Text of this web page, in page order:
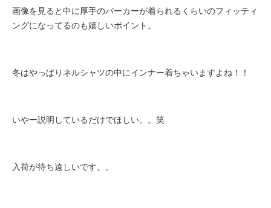
画像を見ると中に厚手のパーカーが着られるくらいのフィッティ
ングになってるのも嬉しいポイント。
冬はやっぱりネルシャツの中にインナー着ちゃいますよね！！
いやー説明しているだけでほしい。。笑
入荷が待ち遠しいです。。